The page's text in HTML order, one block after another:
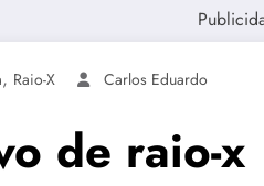
, Raio-X Carlos Eduardo
de raio-x